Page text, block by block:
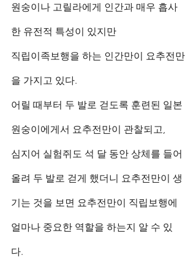
원숭이나 고릴라에게 인간과 매우 흡사
한 유전적 특성이 있지만
직립이족보행을 하는 인간만이 요추전만
을 가지고 있다.
어릴 때부터 두 발로 걷도록 훈련된 일본
원숭이에게서 요추전만이 관찰되고,
심지어 실험쥐도 석 달 동안 상체를 들어
올려 두 발로 걷게 했더니 요추전만이 생
기는 것을 보면 요추전만이 직립보행에
얼마나 중요한 역할을 하는지 알 수 있
다.